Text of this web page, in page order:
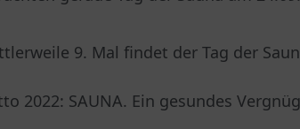
9. Mal findet der Tag der
2022: SAUNA. Ein gesundes